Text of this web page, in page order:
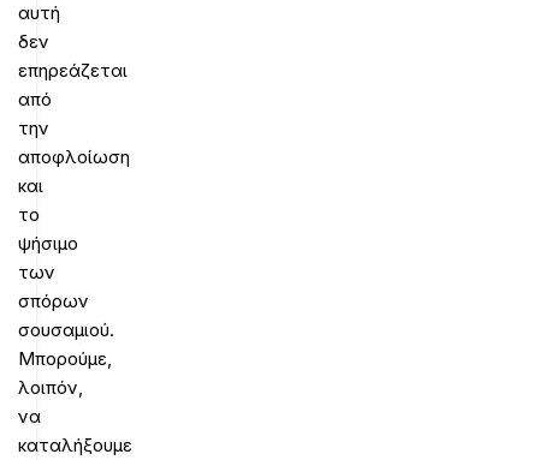
αυτή
δεν
επηρεάζεται
από
την
αποφλοίωση
και
το
ψήσιμο
των
σπόρων
σουσαμιού.
Μπορούμε,
λοιπόν,
να
καταλήξουμε